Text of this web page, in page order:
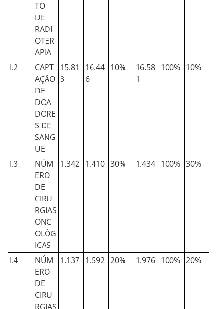
TO
DE
RADI
OTER
APIA
I.2
CAPT
AÇÃO
DE
DOA
DORE
S DE
SANG
UE
15.81
3
16.44
6
10%
16.58
1
100% 10%
I.3
NÚM
ERO
DE
CIRU
RGIAS
ONC
OLÓG
ICAS
1.342 1.410 30% 1.434 100% 30%
I.4
NÚM
ERO
DE
CIRU
RGIAS
1.137 1.592 20% 1.976 100% 20%